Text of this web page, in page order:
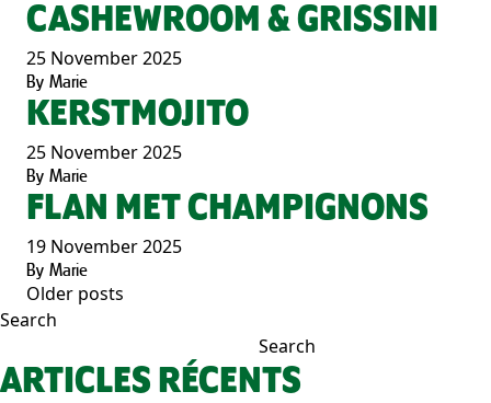
CASHEWROOM & GRISSINI
25 November 2025
By Marie
KERSTMOJITO
25 November 2025
By Marie
FLAN MET CHAMPIGNONS
19 November 2025
By Marie
POSTS
NAVIGATION
Older posts
Search
Search
ARTICLES RÉCENTS